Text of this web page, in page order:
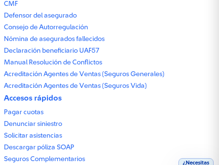
¿Necesitas
CMF
Defensor del asegurado
Consejo de Autorregulación
Nómina de asegurados fallecidos
Declaración beneficiario UAF57
Manual Resolución de Conflictos
Acreditación Agentes de Ventas (Seguros Generales)
Acreditación Agentes de Ventas (Seguros Vida)
Accesos rápidos
Pagar cuotas
Denunciar siniestro
Solicitar asistencias
Descargar póliza SOAP
Seguros Complementarios